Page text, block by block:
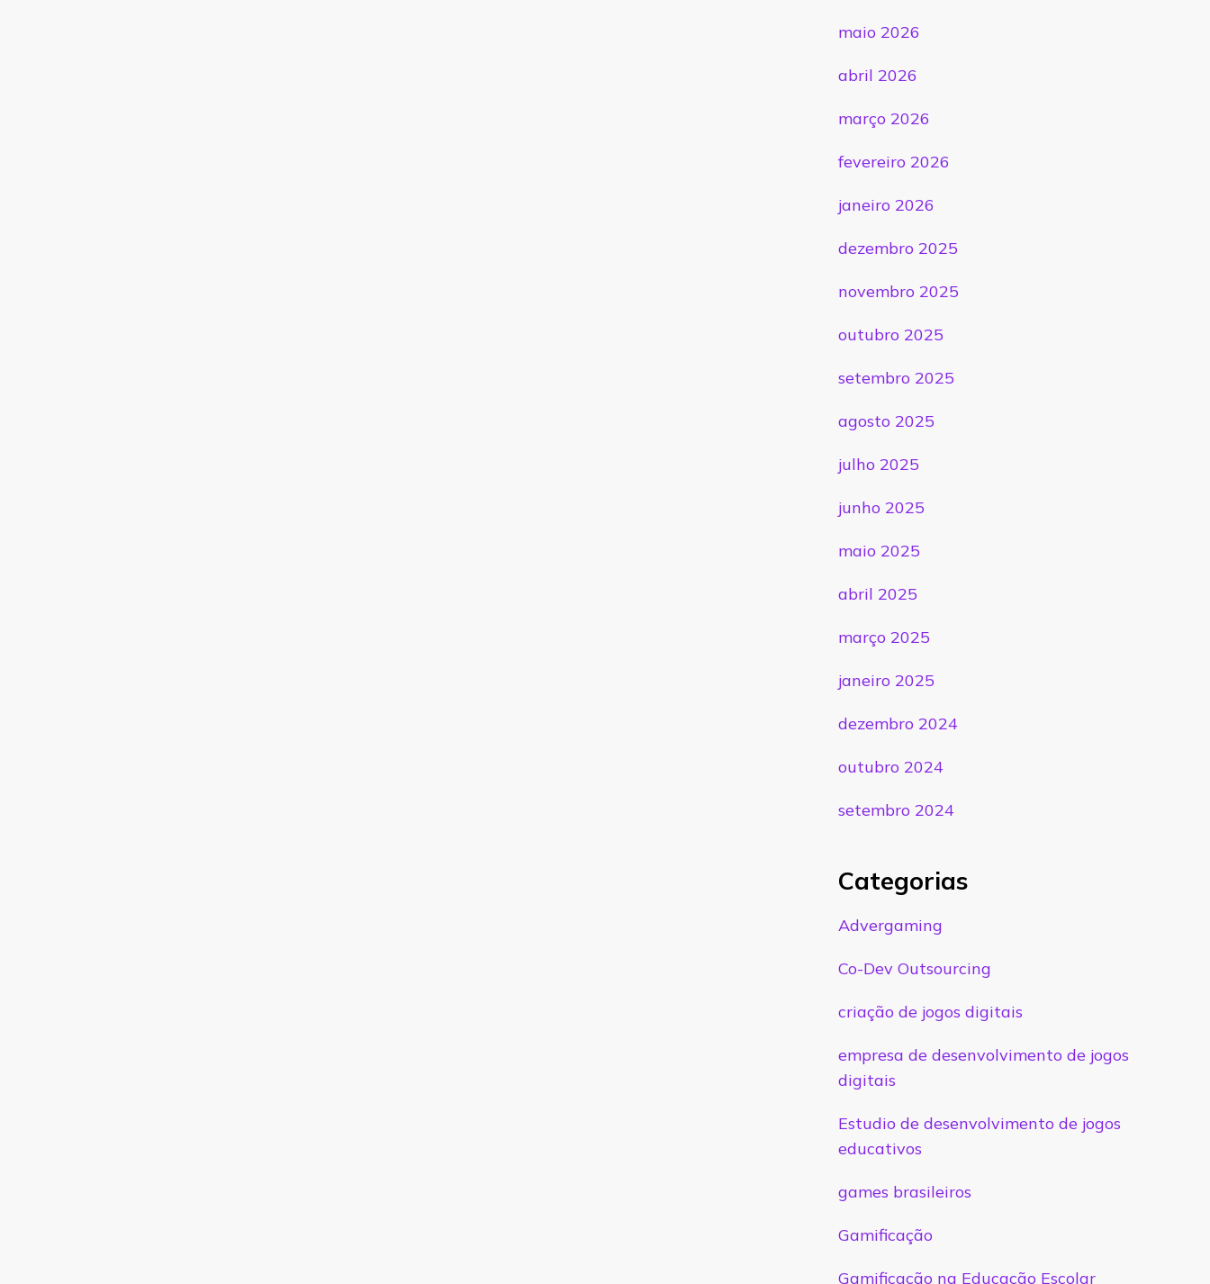
maio 2026
abril 2026
março 2026
fevereiro 2026
janeiro 2026
dezembro 2025
novembro 2025
outubro 2025
setembro 2025
agosto 2025
julho 2025
junho 2025
maio 2025
abril 2025
março 2025
janeiro 2025
dezembro 2024
outubro 2024
setembro 2024
Categorias
Advergaming
Co-Dev Outsourcing
criação de jogos digitais
empresa de desenvolvimento de jogos
digitais
Estudio de desenvolvimento de jogos
educativos
games brasileiros
Gamificação
Gamificação na Educação Escolar